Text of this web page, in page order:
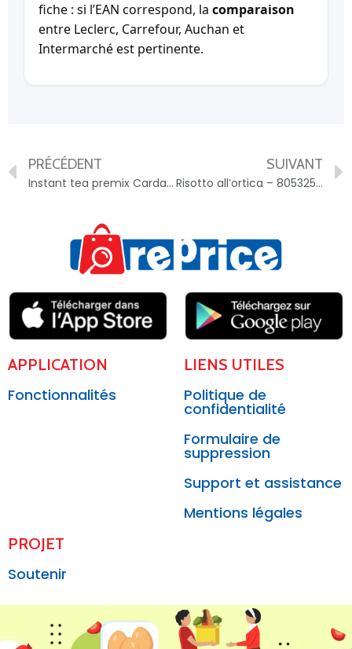
fiche : si l’EAN correspond, la comparaison
entre Leclerc, Carrefour, Auchan et
Intermarché est pertinente.
PRÉCÉDENT
Instant tea premix Cardamom Chai tea Latte – 8908005758778
SUIVANT
Risotto all’ortica – 8053259930088
APPLICATION
Fonctionnalités
LIENS UTILES
Politique de
confidentialité
Formulaire de
suppression
Support et assistance
Mentions légales
PROJET
Soutenir